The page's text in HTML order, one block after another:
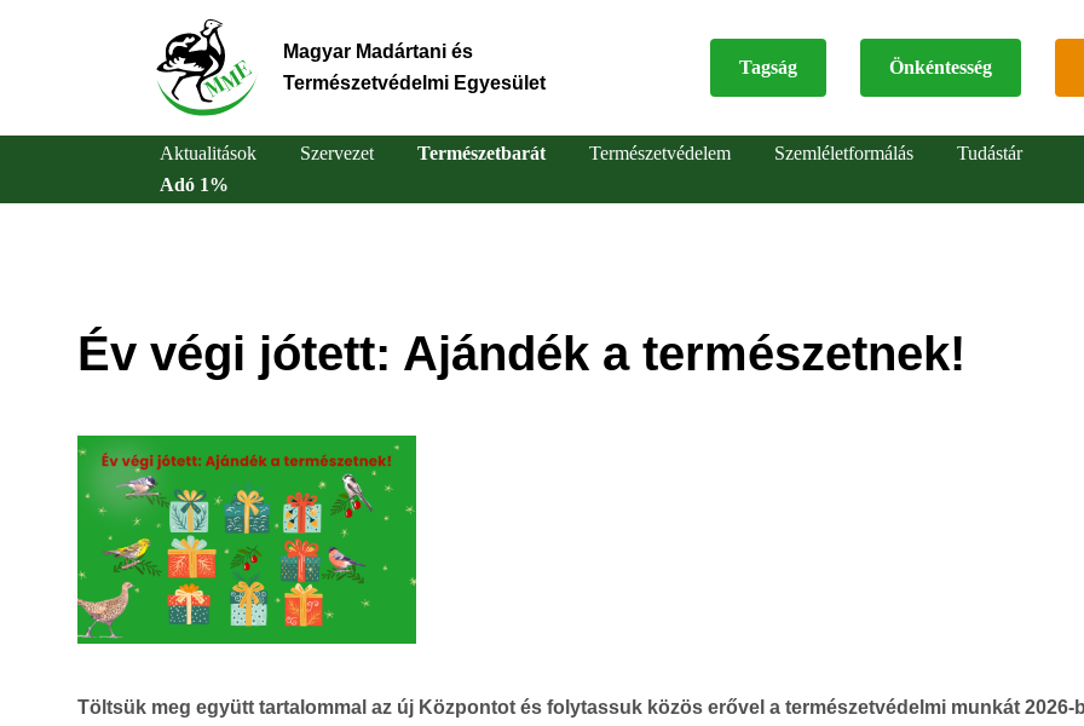
Magyar Madártani és
Természetvédelmi Egyesület
Top
Tagság Önkéntesség
Main
Aktualitások Szervezet Természetbarát Természetvédelem Szemléletformálás
Tudástár
Adó 1%
Év végi jótett: Ajándék a természetnek!
Töltsük meg együtt tartalommal az új Központot és folytassuk közös erővel a természetvédelmi munkát 2026-